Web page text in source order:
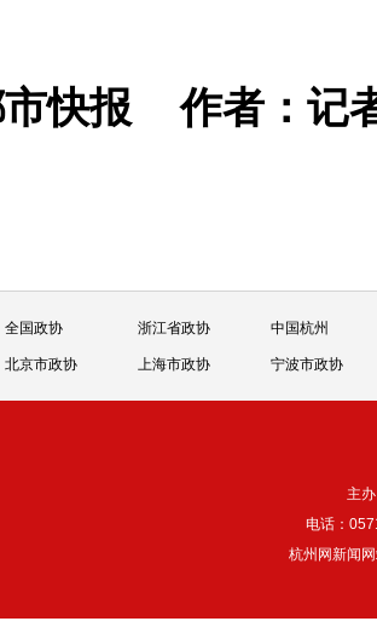
市快报作者：记
全国政协 浙江省政协 中国杭州
北京市政协 上海市政协 宁波市政协
主
电话：
杭州网新闻